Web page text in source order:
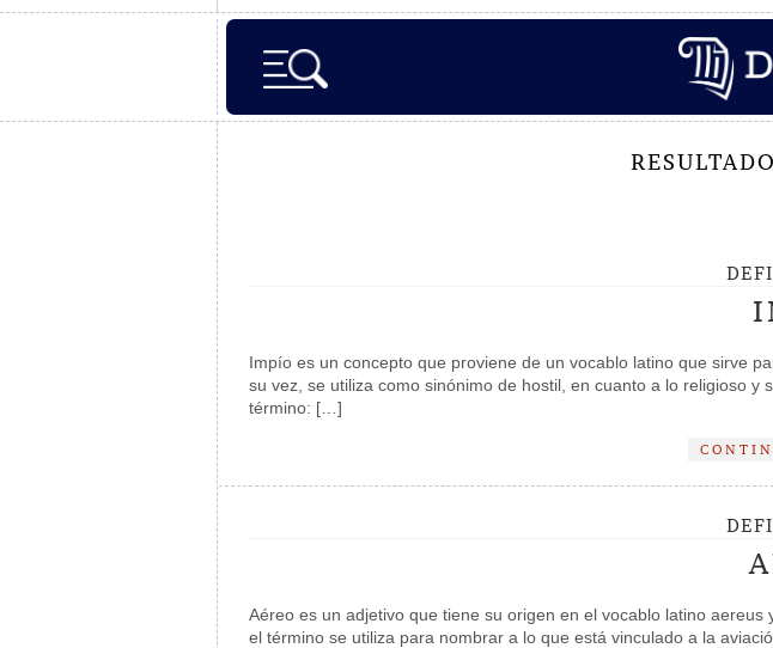
Impío es un concepto que proviene de un vocablo latino que sirve
su vez, se utiliza como sinónimo de hostil, en cuanto a lo religioso
término: […]
Aéreo es un adjetivo que tiene su origen en el vocablo latino
el término se utiliza para nombrar a lo que está vinculado a la